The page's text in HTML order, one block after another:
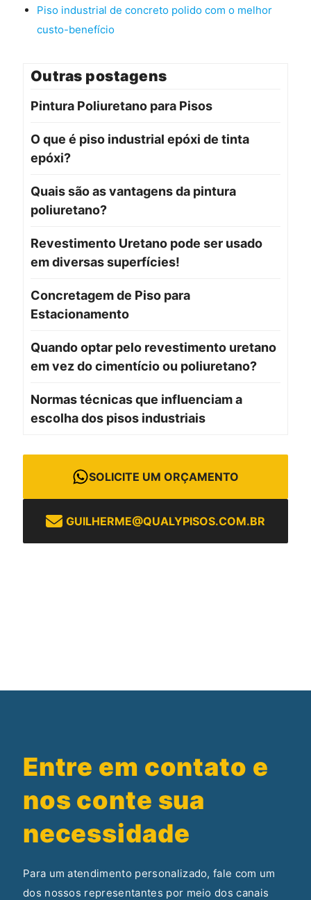
Piso industrial de concreto polido com o melhor
custo-benefício
Outras postagens
Pintura Poliuretano para Pisos
O que é piso industrial epóxi de tinta
epóxi?
Quais são as vantagens da pintura
poliuretano?
Revestimento Uretano pode ser usado
em diversas superfícies!
Concretagem de Piso para
Estacionamento
Quando optar pelo revestimento uretano
em vez do cimentício ou poliuretano?
Normas técnicas que influenciam a
escolha dos pisos industriais
SOLICITE UM ORÇAMENTO
GUILHERME@QUALYPISOS.COM.BR
Entre em contato e
nos conte sua
necessidade
Para um atendimento personalizado, fale com um
dos nossos representantes por meio dos canais